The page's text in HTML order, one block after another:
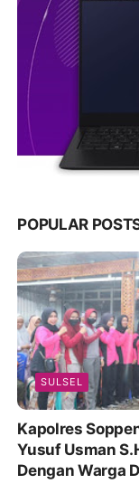
POPULAR
SULSEL
Kapolres
Yusuf Usman
Dengan Warga